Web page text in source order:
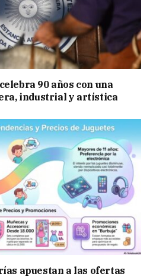
90 años con una
industrial y artística
apuestan a las ofertas